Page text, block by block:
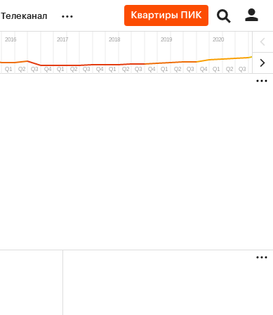
Телеканал ...